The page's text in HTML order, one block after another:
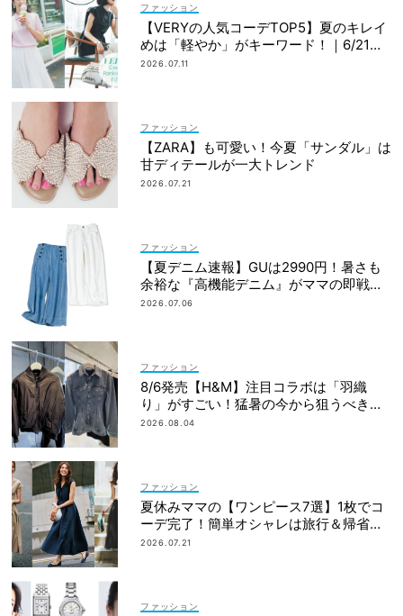
ファッション
【VERYの人気コーデTOP5】夏のキレイ
めは「軽やか」がキーワード！｜6/21〜
30
2026.07.11
ファッション
【ZARA】も可愛い！今夏「サンダル」は
甘ディテールが一大トレンド
2026.07.21
ファッション
【夏デニム速報】GUは2990円！暑さも
余裕な『高機能デニム』がママの即戦力
に◎
2026.07.06
ファッション
8/6発売【H&M】注目コラボは「羽織
り」がすごい！猛暑の今から狙うべき完
売必至アイテム
2026.08.04
ファッション
夏休みママの【ワンピース7選】1枚でコ
ーデ完了！簡単オシャレは旅行＆帰省に
も
2026.07.21
ファッション